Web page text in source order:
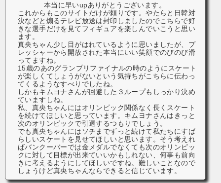
本当に早いupありがとうございます。
これからもこのサイトだけが頼りです。やたらと日韓対
決などと煽るテレビ放送は封印しましたのでこちらで好
きな選手だけを見てフィギュアを楽しんでいこうと思い
ます。
真央ちゃん少し目がはれているように思いましたが、プ
レッシャーから開放された本当にいい笑顔でのびのび滑
ってますね。
15歳のあのグランプリファイナルの時のようにスケート
が楽しくてしょうがないという気持ちがこちらに伝わっ
てくるようなすべりでしたね。
しかもキムヨナさんが回避した３ループもしっかり決め
ていますしね。
私、真央ちゃんにはオリンピック関係なく長くスケート
を続けてほしいと思っています。キムヨナさんはきっと
次のオリンピックで引退するつもりでしょう。
でも真央ちゃんにはソチまでずっと続けて私たちにすば
らしいスケートを見せてほしいと思います。そう考えれ
ばバンクーバーでは金メダルでなくても次のオリンピッ
クに対して目標が出来ていいかもしれない、何事も前向
きに考えるようにしてほしいですね。難しいことなので
しょうけど真央ちゃんならできると信じています。